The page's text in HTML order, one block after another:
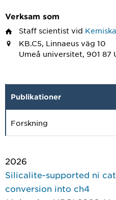
Verksam som
Staff scientist vid
KB.C5, Linnaeus väg 10
Umeå universitet, 901 87
Publikationer
Forskning
2026
Silicalite-supported ni
conversion into ch4